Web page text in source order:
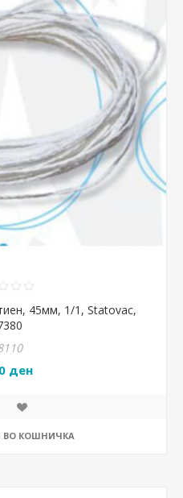
45мм, 1/1, Statovac,
ден
ВО КОШНИЧКА